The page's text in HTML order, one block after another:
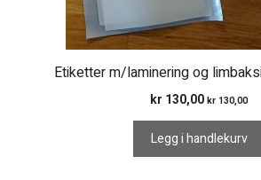
Etiketter m/laminering og
kr 130,00 kr 130,00
Legg i handlekurv